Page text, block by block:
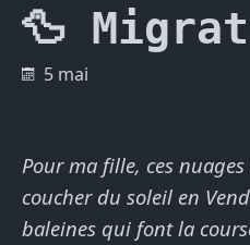
🦆
5 mai
Pour ma fille, ces
coucher du soleil en
baleines qui font la